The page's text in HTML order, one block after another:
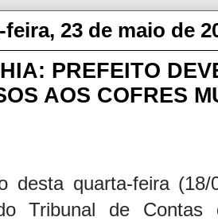
23 de maio de
PREFEITO
AOS COFRES
desta quarta-feira
Tribunal de Contas